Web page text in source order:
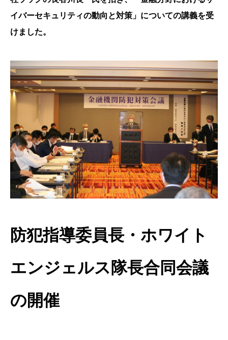
イバーセキュリティの動向と対策」についての講義を受
けました。
防犯指導委員長・ホワイト
エンジェルス隊長合同会議
の開催